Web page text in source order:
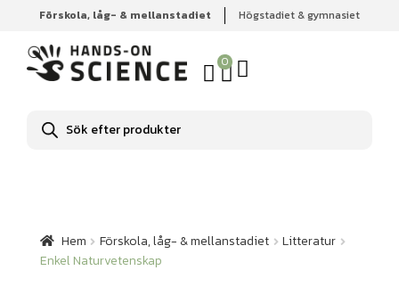
Förskola, låg- & mellanstadiet Högstadiet & gymnasiet
0
Produktsökning
Hem Förskola, låg- & mellanstadiet Litteratur
Enkel
Naturvetenskap
Hem Förskola, låg- & mellanstadiet
Litteratur
Enkel Naturvetenskap